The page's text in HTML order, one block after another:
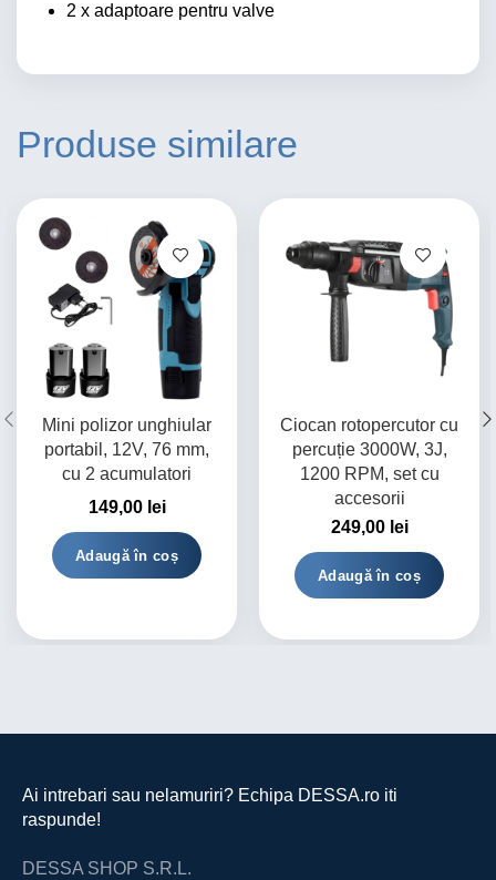
2 x adaptoare pentru valve
Produse similare
Mini polizor unghiular
portabil, 12V, 76 mm,
cu 2 acumulatori
149,00 lei
Adaugă în coș
Ciocan rotopercutor cu
percuție 3000W, 3J,
1200 RPM, set cu
accesorii
249,00 lei
Adaugă în coș
Ai intrebari sau nelamuriri? Echipa DESSA.ro iti
raspunde!
DESSA SHOP S.R.L.